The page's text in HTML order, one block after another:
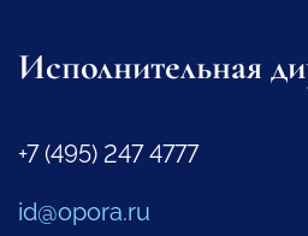
Исполнительная
+7 (495) 247 4777
id@opora.ru